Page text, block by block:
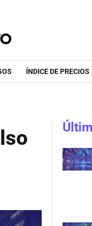
ÍNDICE DE PRECIOS